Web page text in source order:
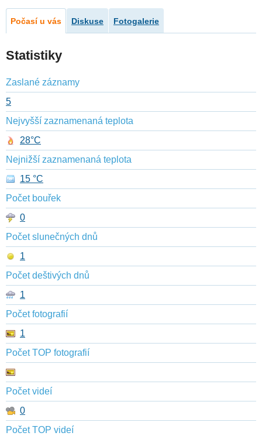
Počasí u vás Diskuse Fotogalerie
Statistiky
Zaslané záznamy
5
Nejvyšší zaznamenaná teplota
28°C
Nejnižší zaznamenaná teplota
15 °C
Počet bouřek
0
Počet slunečných dnů
1
Počet deštivých dnů
1
Počet fotografií
1
Počet TOP fotografií
Počet videí
0
Počet TOP videí